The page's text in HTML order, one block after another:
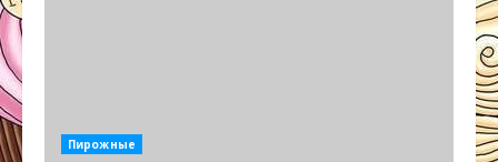
Пирожные